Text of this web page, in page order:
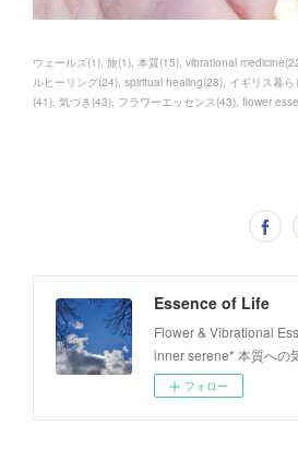
ウェールズ(1) 旅(1) 本質(15) vibrational medicine(
ルヒーリング(24) spiritual healing(28) イギリス暮ら
(41) 気づき (43) フラワーエッセンス(43) flower
Essence of Life
Flower & Vibrational
inner serene* 本質への
フォロー